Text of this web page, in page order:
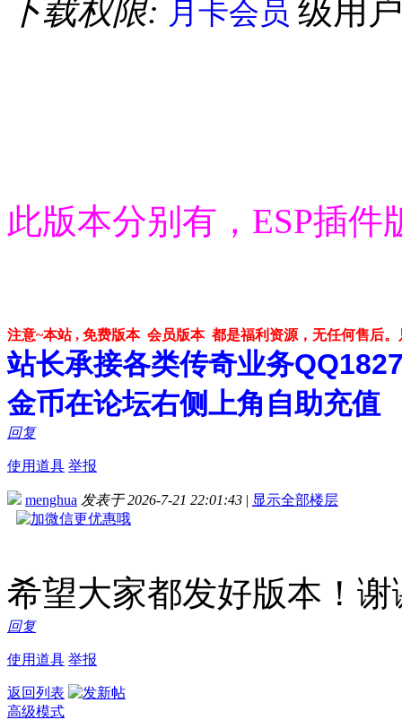
下载权限: 月卡会员 级用
此版本分别有，ESP插
注意~本站 , 免费版本 会员版本 都是福利资源，无任何售后
站长承接各类传奇业务
金币在论坛右侧上角自助充值
回复
使用道具 举报
menghua 发表于 2026-7-21 22:01:43 | 显示全部楼层
希望大家都发好版本！谢
回复
使用道具 举报
返回列表
高级模式